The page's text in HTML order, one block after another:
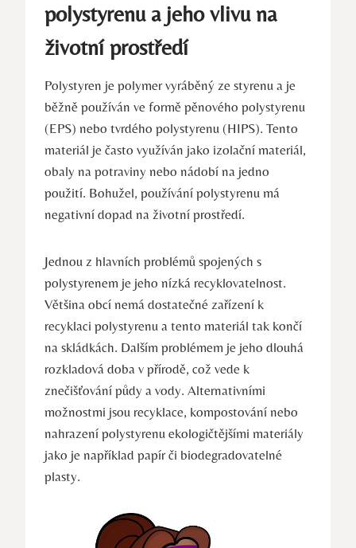
polystyrenu a jeho vlivu na
životní prostředí
Polystyren je polymer vyráběný ze styrenu a je
běžně používán ve formě pěnového polystyrenu
(EPS) nebo tvrdého polystyrenu (HIPS). Tento
materiál je často využíván jako izolační materiál,
obaly na potraviny nebo nádobí na jedno
použití. Bohužel, používání polystyrenu má
negativní dopad na životní prostředí.
Jednou z hlavních problémů spojených s
polystyrenem je jeho nízká recyklovatelnost.
Většina obcí nemá dostatečné zařízení k
recyklaci polystyrenu a tento materiál tak končí
na skládkách. Dalším problémem je jeho dlouhá
rozkladová doba v přírodě, což vede k
znečišťování půdy a vody. Alternativními
možnostmi jsou recyklace, kompostování nebo
nahrazení polystyrenu ekologičtějšími materiály
jako je například papír či biodegradovatelné
plasty.